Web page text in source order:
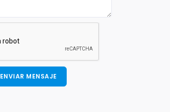
ENVIAR MENSAJE